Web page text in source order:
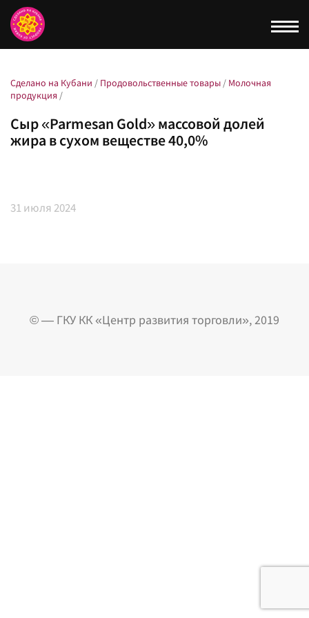
Сделано на Кубани / Продовольственные товары / Молочная
продукция /
Сыр «Parmesan Gold» массовой долей
жира в сухом веществе 40,0%
31июля 2024
© — ГКУ КК «Центр развития торговли», 2019